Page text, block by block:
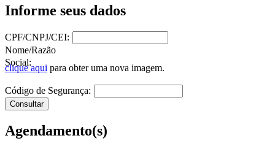
Informe seus dados
CPF/CNPJ/CEI:
Nome/Razão
Social:
clique aqui para obter uma nova imagem.
Código de Segurança:
Agendamento(s)